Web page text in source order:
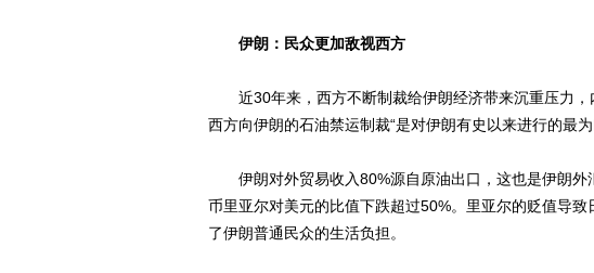
伊朗：民众更加敌视西方
近30年来，西方不断制裁给伊朗经济带来沉重压力，
西方向伊朗的石油禁运制裁“是对伊朗有史以来进行的最为
伊朗对外贸易收入80%源自原油出口，这也是伊朗外
币里亚尔对美元的比值下跌超过50%。里亚尔的贬值导
了伊朗普通民众的生活负担。